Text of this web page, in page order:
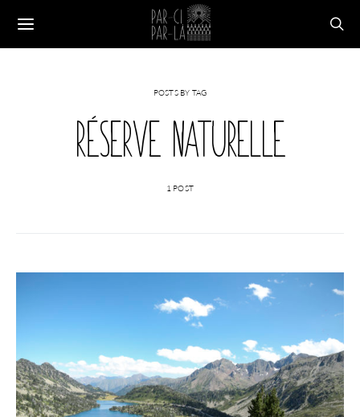
POSTS BY TAG
RÉSERVE NATURELLE
1 POST